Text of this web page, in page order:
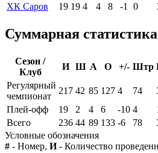
ХК Саров
19 19 4 4 8 -1 0
Суммарная
Сезон /
Клуб
И Ш А О +/- Штр
Регулярный
чемпионат
217 42 85 127 4 74
Плей-офф
19 2 4 6 -10 4
Всего
236 44 89 133 -6 78
Условные обозначения
# - Номер, И- Количество